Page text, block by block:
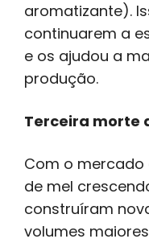
aromatizante).
continuarem a
e os ajudou a
produção.
Terceira morte
Com o
de mel
construíram
volumes